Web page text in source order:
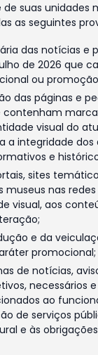
suas unidades
as seguintes
das notícias e
de 2026 que
ou
das páginas e
visual do
a integridade
e
sites
museus nas
visual, aos
e da
promocional;
de notícias,
necessários
ao
de serviços
e às